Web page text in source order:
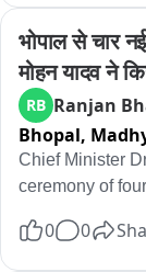
मोठे नियोजन केले..
अनेकांनी या रॅलीत
सत्कार यावेळी
आणि शैक्षणिक
राजीनाम्याची
या पार्श्वभूमीवर,
आकर्षित
उत्साह आणि
भोपाल से चार
मोहन यादव ने
RB Ranjan
Bhopal,
Chief Minister
ceremony of
0 0